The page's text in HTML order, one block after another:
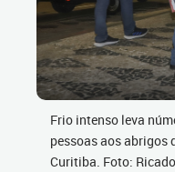
Frio intenso leva
pessoas aos abrigos
Curitiba. Foto: